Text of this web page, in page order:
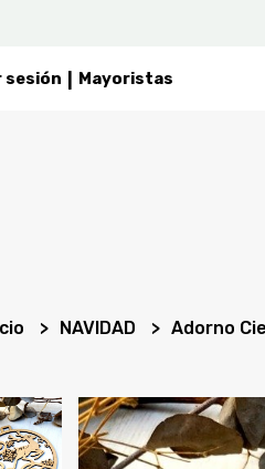
sesión Mayoristas
NAVIDAD Adorno